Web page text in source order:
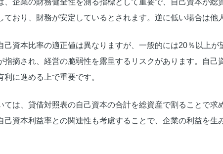
、企業の財務健全性を測る指標として重要で、自己資本が
ており、財務が安定しているとされます。逆に低い場合は他
己資本比率の適正値は異なりますが、一般的には20％以上
指摘され、経営の脆弱性を露呈するリスクがあります。自
利に進める上で重要です。
ては、貸借対照表の自己資本の合計を総資産で割ることで
己資本利益率との関連性も考慮することで、企業の利益を